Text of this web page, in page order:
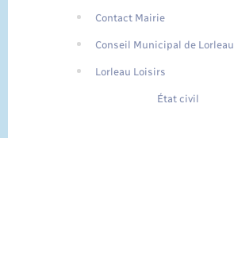
Traduction du
Contact Mairie
Conseil Municipal de Lorleau
Lorleau Loisirs
État civil